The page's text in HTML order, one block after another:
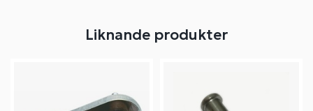
Liknande produkter